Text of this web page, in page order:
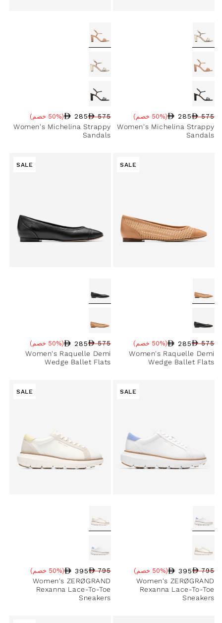
السعر العادي
575
285 (50% خصم)
Women's Michelina Strappy
Sandals
السعر العادي
575
285 (50% خصم)
Women's Michelina Strappy
Sandals
SALE
السعر العادي
575
سعر البيع
285
نسبة الخصم
(50% خصم)
Women's Raquelle Demi
Wedge Ballet Flats
SALE
السعر العادي
575
سعر البيع
285
نسبة الخصم
(50% خصم)
Women's Raquelle Demi
Wedge Ballet Flats
SALE
السعر العادي
795
395 (50% خصم)
Women's ZERØGRAND
Rexanna Lace-To-Toe
Sneakers
SALE
السعر العادي
795
395 (50% خصم)
Women's ZERØGRAND
Rexanna Lace-To-Toe
Sneakers